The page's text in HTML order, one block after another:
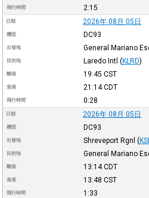
飛行時間 2:15
日期 2026年 08月 05日
機型 DC93
出發地 General Mariano
目的地 Laredo Intl (KLRD)
離港 19:45 CST
進港 21:14CDT
飛行時間 0:28
日期 2026年 08月 05日
機型 DC93
出發地 Shreveport Rgnl (
目的地 General Mariano
離港 13:14CDT
進港 13:48 CST
飛行時間 1:33